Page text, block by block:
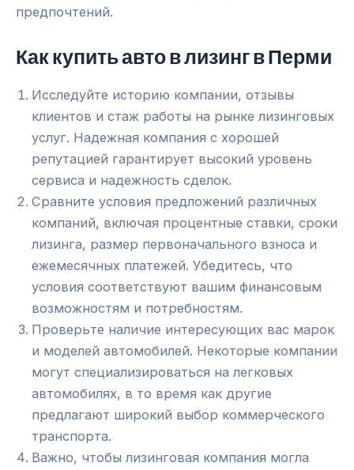
предпочтений.
Как купить авто в лизинг в Перми
Исследуйте историю компании, отзывы
клиентов и стаж работы на рынке лизинговых
услуг. Надежная компания с хорошей
репутацией гарантирует высокий уровень
сервиса и надежность сделок.
Сравните условия предложений различных
компаний, включая процентные ставки, сроки
лизинга, размер первоначального взноса и
ежемесячных платежей. Убедитесь, что
условия соответствуют вашим финансовым
возможностям и потребностям.
Проверьте наличие интересующих вас марок
и моделей автомобилей. Некоторые компании
могут специализироваться на легковых
автомобилях, в то время как другие
предлагают широкий выбор коммерческого
транспорта.
Важно, чтобы лизинговая компания могла